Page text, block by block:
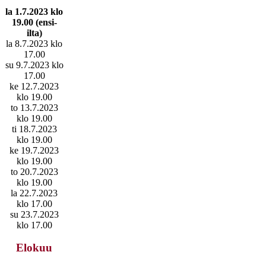
la 1.7.2023 klo
19.00 (ensi-
ilta)
la 8.7.2023 klo
17.00
su 9.7.2023 klo
17.00
ke 12.7.2023
klo 19.00
to 13.7.2023
klo 19.00
ti 18.7.2023
klo 19.00
ke 19.7.2023
klo 19.00
to 20.7.2023
klo 19.00
la 22.7.2023
klo 17.00
su 23.7.2023
klo 17.00
Elokuu